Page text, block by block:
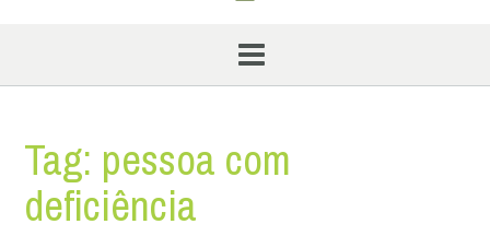
Tag: pessoa com
deficiência